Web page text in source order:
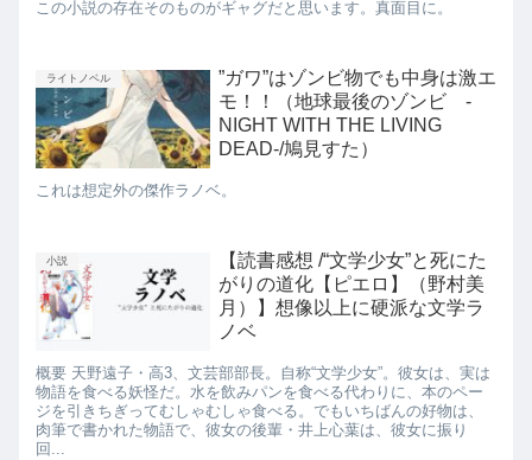
この小説の存在そのものがギャグだと思います。真面目に。
ライトノベル
”ガワ”はゾンビ物でも中身は激エ
モ！！（地球最後のゾンビ -
NIGHT WITH THE LIVING
DEAD-/鳩見すた）
これは想定外の傑作ラノベ。
小説
【読書感想 /“文学少女”と死にた
がりの道化【ピエロ】（野村美
月）】想像以上に硬派な文学ラ
ノベ
概要 天野遠子・高3、文芸部部長。自称“文学少女”。彼女は、実は
物語を食べる妖怪だ。水を飲みパンを食べる代わりに、本のペー
ジを引きちぎってむしゃむしゃ食べる。でもいちばんの好物は、
肉筆で書かれた物語で、彼女の後輩・井上心葉は、彼女に振り
回...